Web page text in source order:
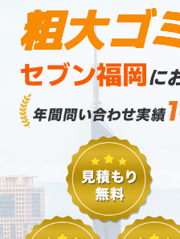
粗大ゴ
セブン福岡 に